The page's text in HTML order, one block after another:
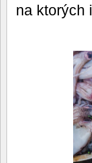
na ktorých